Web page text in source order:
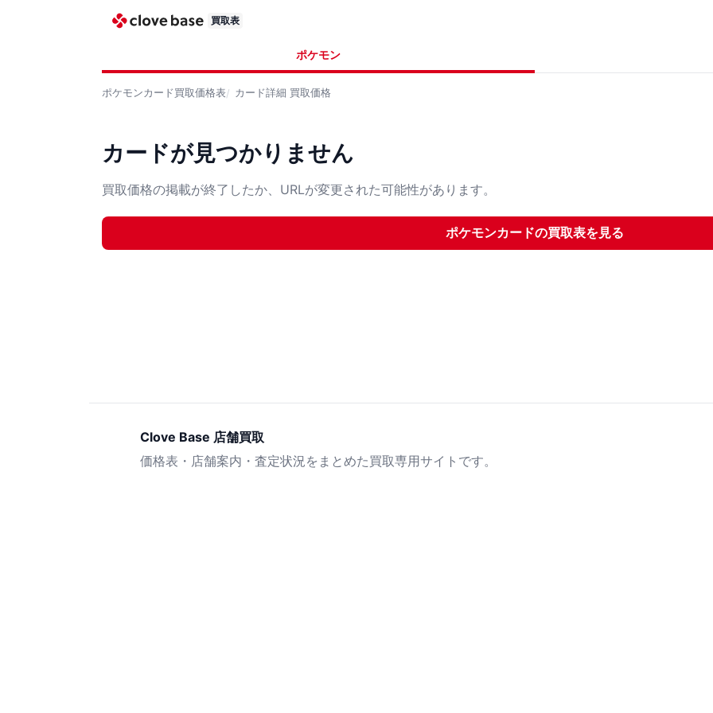
買取表
ポケモン
ポケモンカード買取価格表 カード詳細 買取価格
カードが見つかりません
買取価格の掲載が終了したか、URLが変更された可能性があります。
ポケモンカードの買取表を見る
Clove Base 店舗買取
価格表・店舗案内・査定状況をまとめた買取専用サイトです。